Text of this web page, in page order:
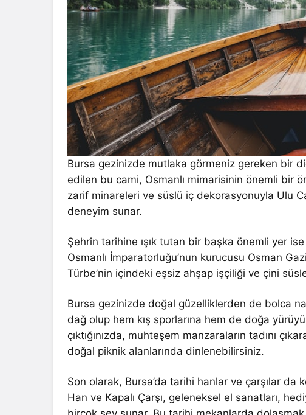
Bursa gezinizde mutlaka görmeniz gereken bir
edilen bu cami, Osmanlı mimarisinin önemli bir
zarif minareleri ve süslü iç dekorasyonuyla Ulu
deneyim sunar.
Şehrin tarihine ışık tutan bir başka önemli yer
Osmanlı İmparatorluğu’nun kurucusu Osman
Türbe’nin içindeki eşsiz ahşap işçiliği ve çini
Bursa gezinizde doğal güzelliklerden de bolca
dağ olup hem kış sporlarına hem de doğa
çıktığınızda, muhteşem manzaraların tadını
doğal piknik alanlarında dinlenebilirsiniz.
Son olarak, Bursa’da tarihi hanlar ve çarşılar da
Han ve Kapalı Çarşı, geleneksel el sanatları,